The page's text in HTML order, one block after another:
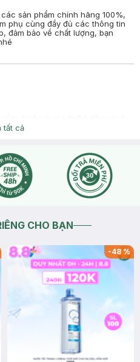
sản phẩm chính hãng 100%,
phụ cùng đầy đủ các thông tin
đảm bảo về chất lượng, bạn
tất cả
CHO BẠN
-48%